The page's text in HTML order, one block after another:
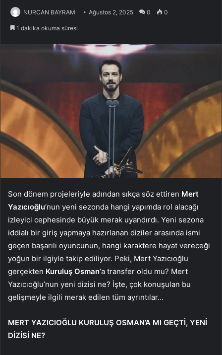
NURCAN BAYRAM Ağustos 2, 2025 0 0
1 dakika okuma süresi
Son dönem projeleriyle adından sıkça söz ettiren Mert
Yazıcıoğlu‘nun yeni sezonda hangi yapımda rol alacağı
izleyici cephesinde büyük merak uyandırdı. Yeni sezona
iddialı bir giriş yapmaya hazırlanan diziler arasında ismi
geçen başarılı oyuncunun, hangi karaktere hayat vereceği
yoğun bir ilgiyle takip ediliyor. Peki, Mert Yazıcıoğlu
gerçekten Kuruluş Osman‘a transfer oldu mu? Mert
Yazıcıoğlu’nun yeni dizisi ne? İşte, çok konuşulan bu
gelişmeyle ilgili merak edilen tüm ayrıntılar…
MERT YAZICIOĞLU KURULUŞ OSMAN’A MI GEÇTİ, YENİ
DİZİSİ NE?